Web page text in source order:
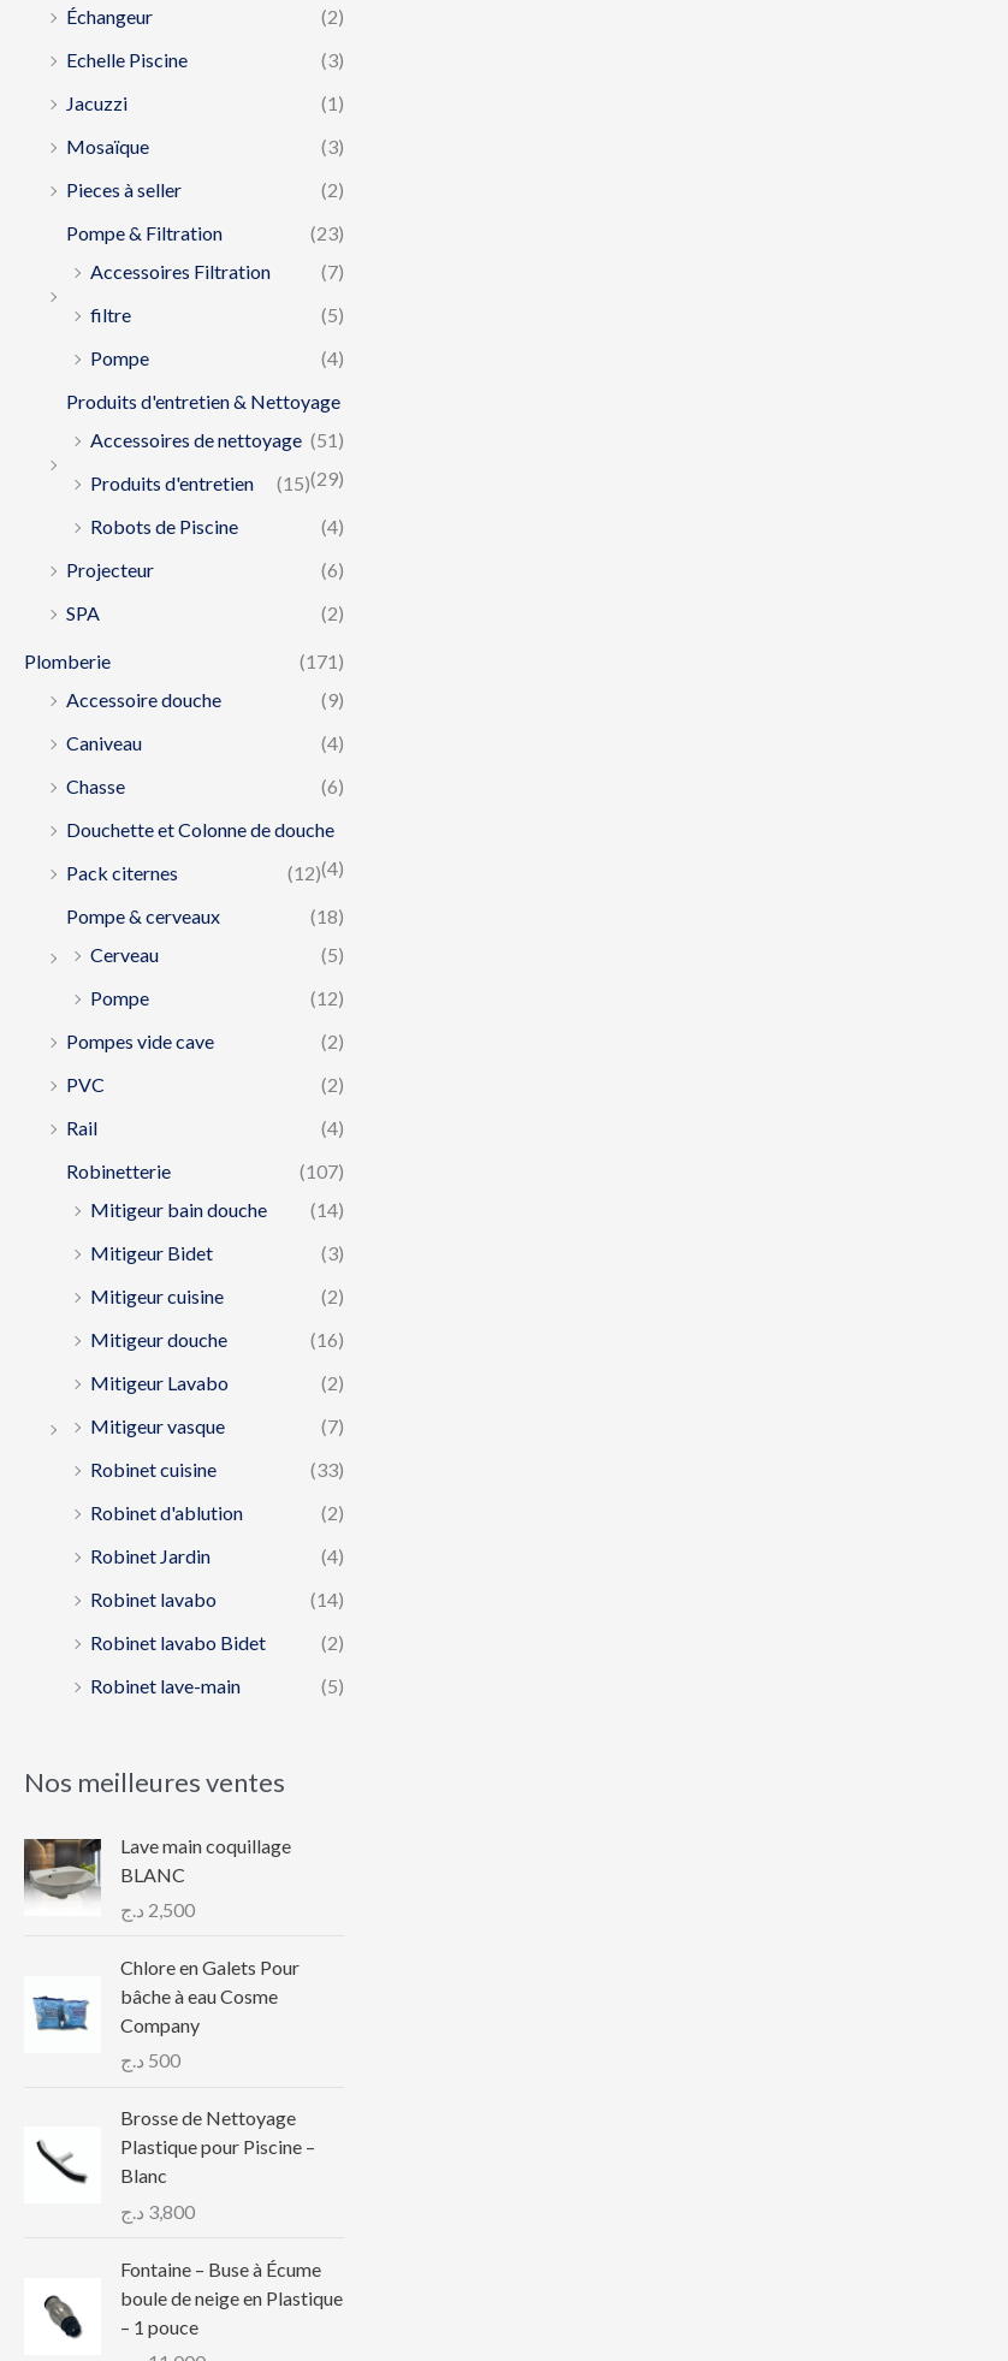
Échangeur
(2)
Echelle Piscine
(3)
Jacuzzi
(1)
Mosaïque
(3)
Pieces à seller
(2)
Pompe & Filtration
(23)
Accessoires Filtration
(7)
filtre
(5)
Pompe
(4)
Produits d'entretien & Nettoyage
(51)
Accessoires de nettoyage
(29)
Produits d'entretien
(15)
Robots de Piscine
(4)
Projecteur
(6)
SPA
(2)
Plomberie
(171)
Accessoire douche
(9)
Caniveau
(4)
Chasse
(6)
Douchette et Colonne de douche
(4)
Pack citernes
(12)
Pompe & cerveaux
(18)
Cerveau
(5)
Pompe
(12)
Pompes vide cave
(2)
PVC
(2)
Rail
(4)
Robinetterie
(107)
Mitigeur bain douche
(14)
Mitigeur Bidet
(3)
Mitigeur cuisine
(2)
Mitigeur douche
(16)
Mitigeur Lavabo
(2)
Mitigeur vasque
(7)
Robinet cuisine
(33)
Robinet d'ablution
(2)
Robinet Jardin
(4)
Robinet lavabo
(14)
Robinet lavabo Bidet
(2)
Robinet lave-main
(5)
Nos meilleures ventes
Lave main coquillage
BLANC
2,500 د.ج
Chlore en Galets Pour
bâche à eau Cosme
Company
500 د.ج
Brosse de Nettoyage
Plastique pour Piscine –
Blanc
3,800 د.ج
Fontaine – Buse à Écume
boule de neige en Plastique
– 1 pouce